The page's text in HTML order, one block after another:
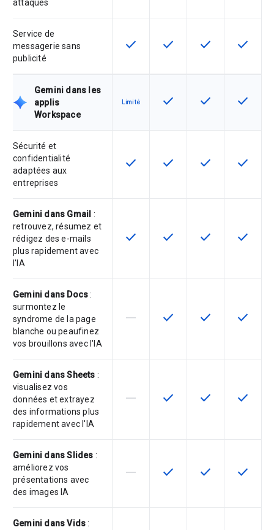
attaques
Service de
messagerie sans
publicité
Cette fonctionnalité est disponible
check Cette fonctionnalité est
check Cette
check Cette
check
Gemini dans les
applis
Workspace
Limité Cette fonctionnalité est
check Cette
check Cette
check
Sécurité et
confidentialité
adaptées aux
entreprises
Cette fonctionnalité est disponible
check Cette fonctionnalité est
check Cette
check Cette
check
Gemini dans Gmail :
retrouvez, résumez et
rédigez des e-mails
plus rapidement avec
l'IA
Cette fonctionnalité est disponible
check Cette fonctionnalité est
check Cette
check Cette
check
Gemini dans Docs:
surmontez le
syndrome de la page
blanche ou peaufinez
vos brouillons avec l'IA
Cette fonctionnalité n'est pas
horizontal_rule Cette fonctionnalité est
check Cette
check Cette
check
Gemini dans Sheets :
visualisez vos
données et extrayez
des informations plus
rapidement avec l'IA
Cette fonctionnalité n'est pas
horizontal_rule Cette fonctionnalité est
check Cette
check Cette
check
Gemini dans Slides :
améliorez vos
présentations avec
des images IA
Cette fonctionnalité n'est pas
horizontal_rule Cette fonctionnalité est
check Cette
check Cette
check
Gemini dans Vids: